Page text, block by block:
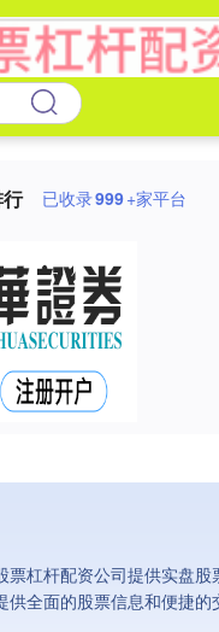
已收录999+家平台
票杠杆配资公司提供实盘
供全面的股票信息和便捷的